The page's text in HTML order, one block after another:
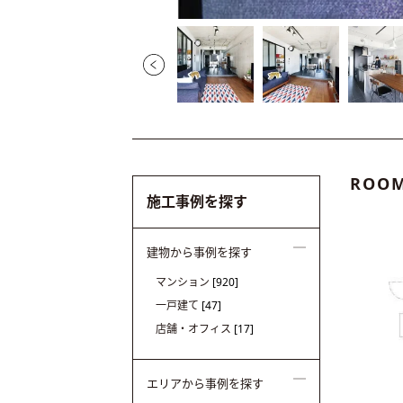
施工事例を探す
建物から事例を探す
マンション [920]
一戸建て [47]
店舗・オフィス [17]
エリアから事例を探す